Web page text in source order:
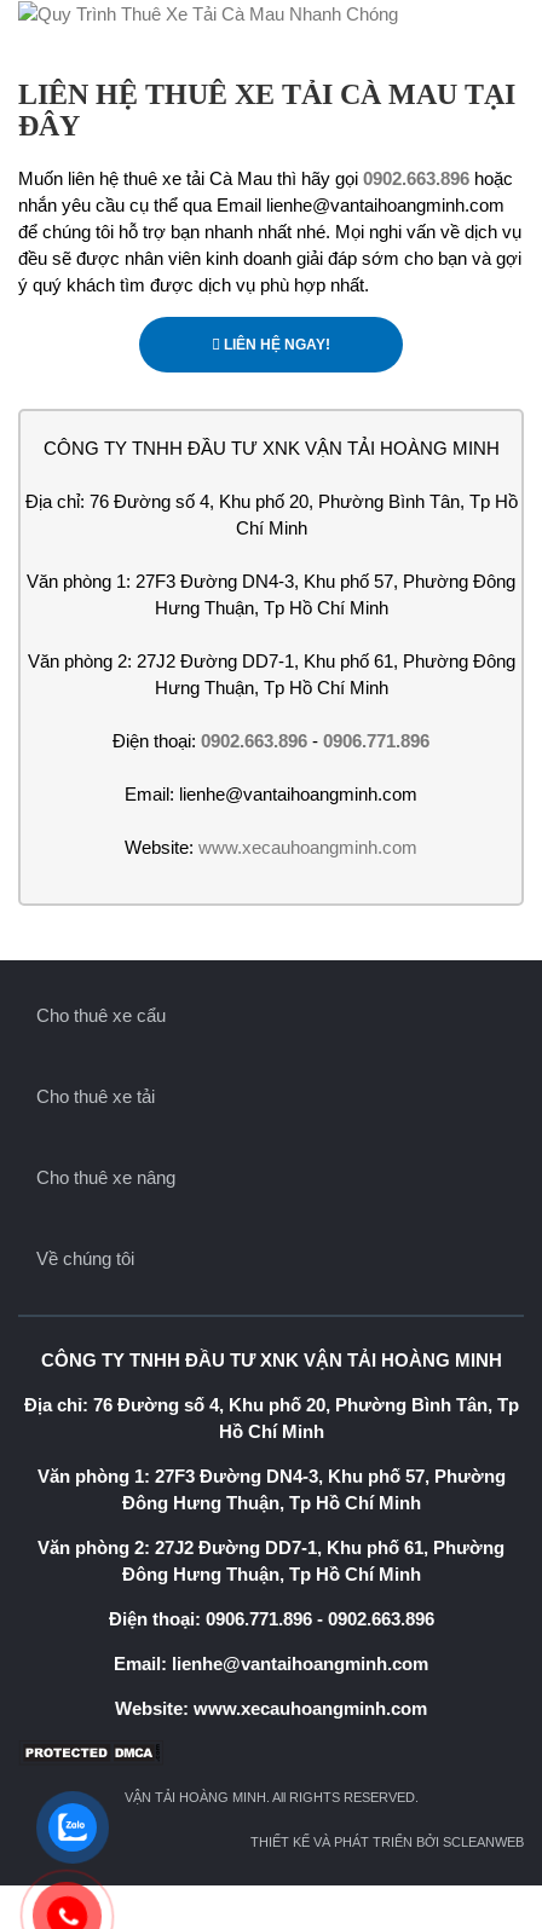
LIÊN HỆ THUÊ XE TẢI CÀ MAU TẠI
ĐÂY
Muốn liên hệ thuê xe tải Cà Mau thì hãy gọi 0902.663.896 hoặc
nhắn yêu cầu cụ thể qua Email lienhe@vantaihoangminh.com
để chúng tôi hỗ trợ bạn nhanh nhất nhé. Mọi nghi vấn về dịch vụ
đều sẽ được nhân viên kinh doanh giải đáp sớm cho bạn và gợi
ý quý khách tìm được dịch vụ phù hợp nhất.
LIÊN HỆ NGAY!
CÔNG TY TNHH ĐẦU TƯ XNK VẬN TẢI HOÀNG MINH
Địa chỉ: 76 Đường số 4, Khu phố 20, Phường Bình Tân, Tp Hồ
Chí Minh
Văn phòng 1: 27F3 Đường DN4-3, Khu phố 57, Phường Đông
Hưng Thuận, Tp Hồ Chí Minh
Văn phòng 2: 27J2 Đường DD7-1, Khu phố 61, Phường Đông
Hưng Thuận, Tp Hồ Chí Minh
Điện thoại: 0902.663.896 - 0906.771.896
Email: lienhe@vantaihoangminh.com
Website: www.xecauhoangminh.com
Cho thuê xe cẩu
Cho thuê xe tải
Cho thuê xe nâng
Về chúng tôi
CÔNG TY TNHH ĐẦU TƯ XNK VẬN TẢI HOÀNG MINH
Địa chỉ: 76 Đường số 4, Khu phố 20, Phường Bình Tân, Tp
Hồ Chí Minh
Văn phòng 1: 27F3 Đường DN4-3, Khu phố 57, Phường
Đông Hưng Thuận, Tp Hồ Chí Minh
Văn phòng 2: 27J2 Đường DD7-1, Khu phố 61, Phường
Đông Hưng Thuận, Tp Hồ Chí Minh
Điện thoại: 0906.771.896- 0902.663.896
Email: lienhe@vantaihoangminh.com
Website: www.xecauhoangminh.com
VẬN TẢI HOÀNG MINH. All RIGHTS RESERVED.
THIẾT KẾ VÀ PHÁT TRIỂN BỞI SCLEANWEB